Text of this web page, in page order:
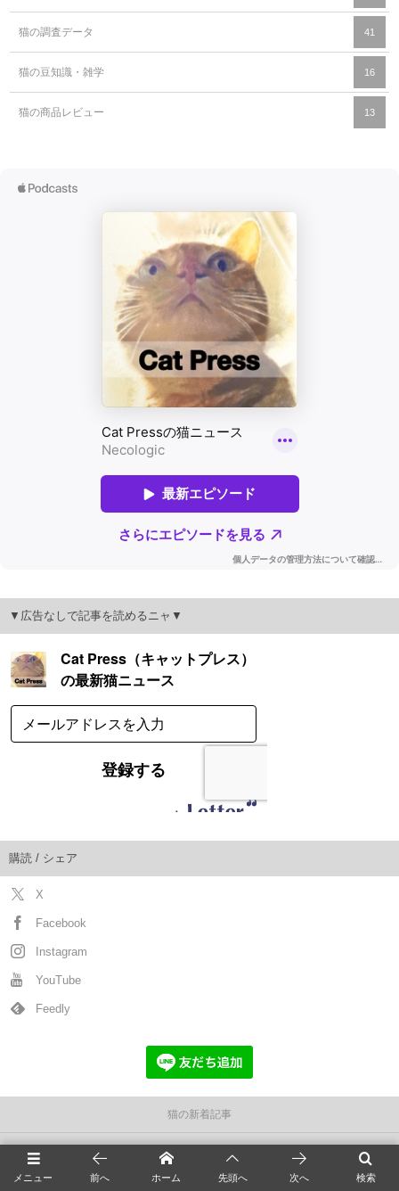
猫の調査データ 41
猫の豆知識・雑学 16
猫の商品レビュー 13
▼広告なしで記事を読めるニャ▼
購読 / シェア
X
Facebook
Instagram
YouTube
Feedly
猫の新着記事
全国の猫カフェ
メニュー 検索
前へ ホーム 先頭へ 次へ